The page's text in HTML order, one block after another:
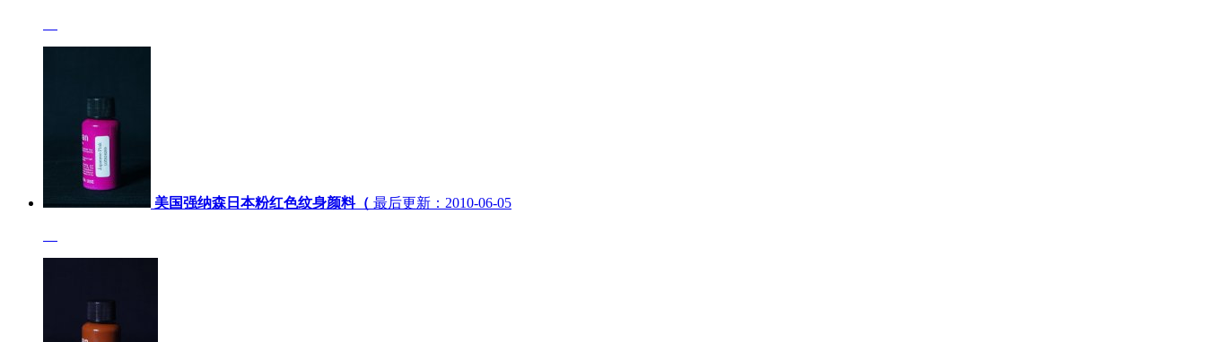
美国强纳森日本粉红色纹身颜料（ 最后更新：2010-06-05